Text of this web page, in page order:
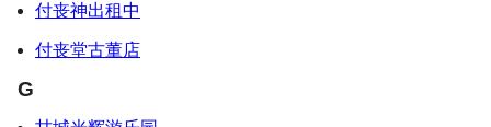
付丧神出租中
付丧堂古董店
G